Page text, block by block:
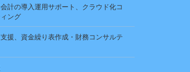
計の導入運用サポート、クラウド化コ
ング
援、資金繰り表作成・財務コンサルテ